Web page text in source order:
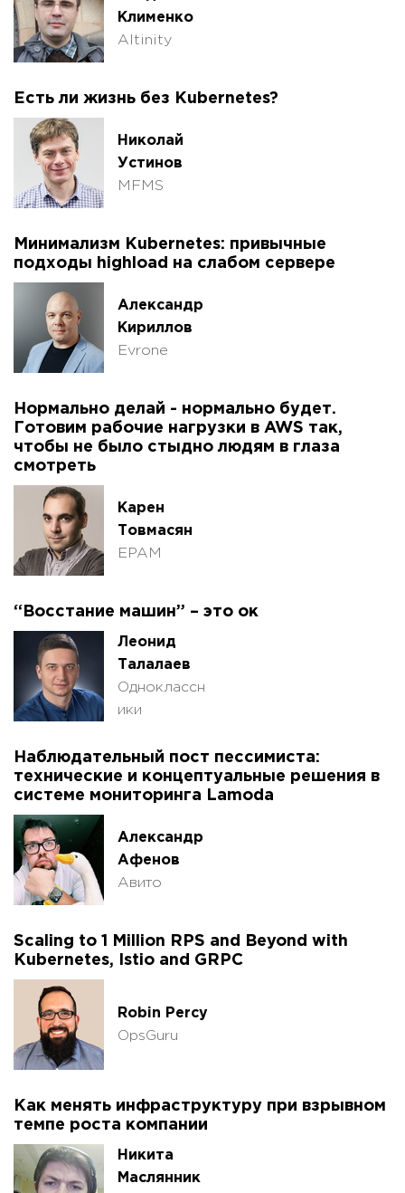
Клименко
Altinity
Есть ли жизнь без Kubernetes?
Николай
Устинов
MFMS
Минимализм Kubernetes: привычные
подходы highload на слабом сервере
Александр
Кириллов
Evrone
Нормально делай - нормально будет.
Готовим рабочие нагрузки в AWS так,
чтобы не было стыдно людям в глаза
смотреть
Карен
Товмасян
EPAM
“Восстание машин” – это ок
Леонид
Талалаев
Одноклассн
ики
Наблюдательный пост пессимиста:
технические и концептуальные решения в
системе мониторинга Lamoda
Александр
Афенов
Авито
Scaling to 1 Million RPS and Beyond with
Kubernetes, Istio and GRPC
Robin Percy
OpsGuru
Как менять инфраструктуру при взрывном
темпе роста компании
Никита
Маслянник